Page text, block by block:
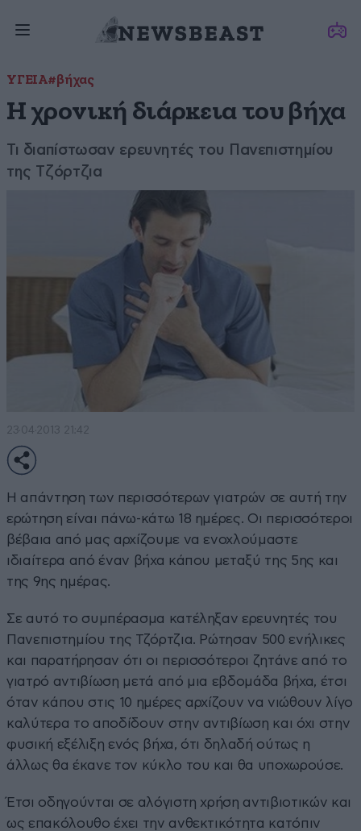
ΥΓΕΙΑ#βήχας
Η χρονική διάρκεια του βήχα
Τι διαπίστωσαν ερευνητές του Πανεπιστημίου
της Τζόρτζια
23·04·2013 21:42
Η απάντηση των περισσότερων γιατρών σε αυτή την
ερώτηση είναι πάνω-κάτω 18 ημέρες. Οι περισσότεροι
βέβαια από μας αρχίζουμε να ενοχλούμαστε
ιδιαίτερα από έναν βήχα κάπου μεταξύ της 5ης και
της 9ης ημέρας.
Σε αυτό το συμπέρασμα κατέληξαν ερευνητές του
Πανεπιστημίου της Τζόρτζια. Ρώτησαν 500 ενήλικες
και παρατήρησαν ότι οι περισσότεροι ζητάνε από το
γιατρό αντιβίωση μετά από μια εβδομάδα βήχα, έτσι
όταν κάπου στις 10 ημέρες αρχίζουν να νιώθουν λίγο
καλύτερα το αποδίδουν στην αντιβίωση και όχι στην
φυσική εξέλιξη ενός βήχα, ότι δηλαδή ούτως η
άλλως θα έκανε τον κύκλο του και θα υποχωρούσε.
Έτσι οδηγούνται σε αλόγιστη χρήση αντιβιοτικών και
ως επακόλουθο έχει την ανθεκτικότητα κατόπιν